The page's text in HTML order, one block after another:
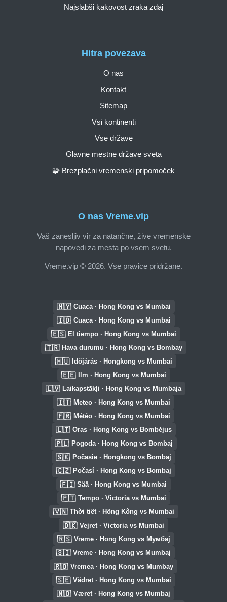
O nas Vreme.vip
Vaš zanesljiv vir za natančne, žive vremenske
napovedi za mesta po vsem svetu.
Vreme.vip © 2026. Vse pravice pridržane.
Hitra povezava
O nas
Kontakt
Sitemap
Vsi kontinenti
Vse države
Glavne mestne države sveta
🧩 Brezplačni vremenski pripomoček
Najslabši kakovost zraka zdaj
🇲🇾 Cuaca · Hong Kong vs Mumbai
🇮🇩 Cuaca · Hong Kong vs Mumbai
🇪🇸 El tiempo · Hong Kong vs Mumbai
🇹🇷 Hava durumu · Hong Kong vs Bombay
🇭🇺 Időjárás · Hongkong vs Mumbai
🇪🇪 Ilm · Hong Kong vs Mumbai
🇱🇻 Laikapstākļi · Hong Kong vs Mumbaja
🇮🇹 Meteo · Hong Kong vs Mumbai
🇫🇷 Météo · Hong Kong vs Mumbai
🇱🇹 Oras · Hong Kong vs Bombėjus
🇵🇱 Pogoda · Hong Kong vs Bombaj
🇸🇰 Počasie · Hongkong vs Bombaj
🇨🇿 Počasí · Hong Kong vs Bombaj
🇫🇮 Sää · Hong Kong vs Mumbai
🇵🇹 Tempo · Victoria vs Mumbai
🇻🇳 Thời tiết · Hồng Kông vs Mumbai
🇩🇰 Vejret · Victoria vs Mumbai
🇷🇸 Vreme · Hong Kong vs Мумбај
🇸🇮 Vreme · Hong Kong vs Mumbaj
🇷🇴 Vremea · Hong Kong vs Mumbay
🇸🇪 Vädret · Hong Kong vs Mumbai
🇳🇴 Været · Hong Kong vs Mumbaj